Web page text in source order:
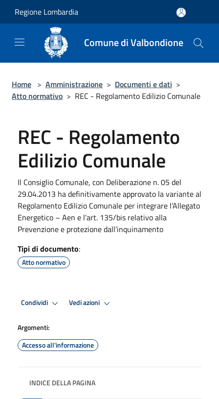
Regione Lombardia
Comune di Valbondione
Home > Amministrazione > Documenti e dati >
Atto normativo > REC - Regolamento Edilizio Comunale
REC - Regolamento
Edilizio Comunale
Il Consiglio Comunale, con Deliberazione n. 05 del
29.04.2013 ha definitivamente approvato la variante al
Regolamento Edilizio Comunale per integrare l’Allegato
Energetico – Aen e l’art. 135/bis relativo alla
Prevenzione e protezione dall’inquinamento
Tipi di documento:
Atto normativo
Condividi Vedi azioni
Argomenti:
Accesso all'informazione
INDICE DELLA PAGINA